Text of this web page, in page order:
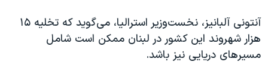
آنتونی آلبانیز، نخست‌وزیر استرالیا، می‌گوید که تخلیه ۱۵
هزار شهروند این کشور در لبنان ممکن است شامل
مسیرهای دریایی نیز باشد.